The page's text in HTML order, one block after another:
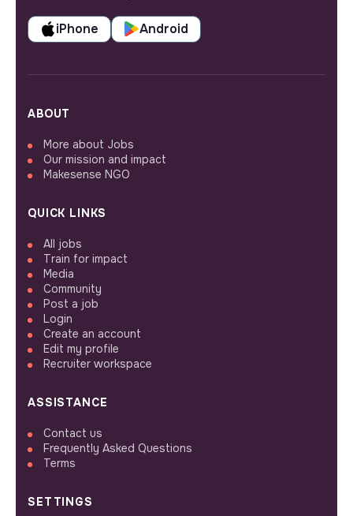
iPhone Android
ABOUT
More about Jobs
Our mission and impact
Makesense NGO
QUICK LINKS
All jobs
Train for impact
Media
Community
Post a job
Login
Create an account
Edit my profile
Recruiter workspace
ASSISTANCE
Contact us
Frequently Asked Questions
Terms
SETTINGS